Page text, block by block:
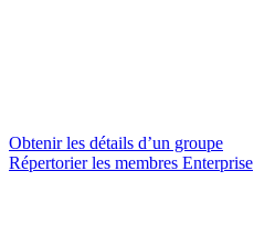
Obtenir les détails d’un groupe
Répertorier les membres Enterprise